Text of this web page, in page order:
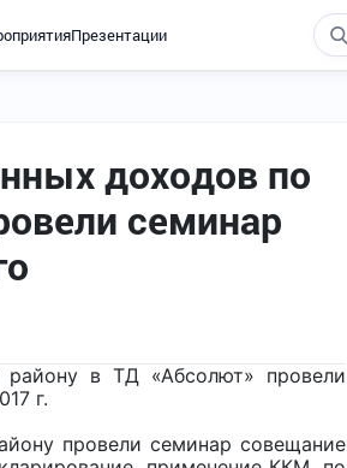
Презентации
доходов по
семинар
району в ТД «Абсолют» провели
г.
провели семинар совещание